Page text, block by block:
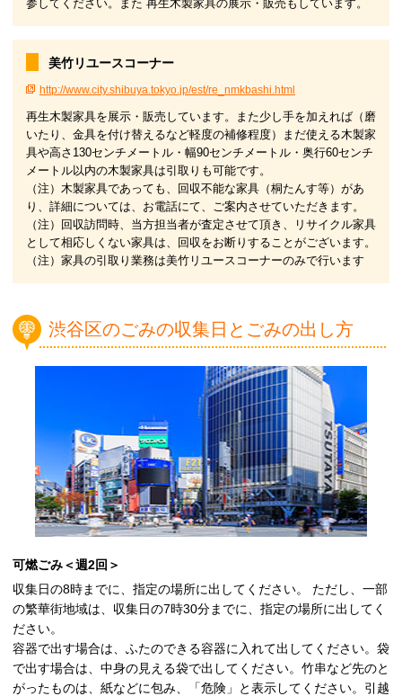
参してください。また 再生木製家具の展示・販売もしています。
美竹リユースコーナー
http://www.city.shibuya.tokyo.jp/est/re_nmkbashi.html
再生木製家具を展示・販売しています。また少し手を加えれば（磨
いたり、金具を付け替えるなど軽度の補修程度）まだ使える木製家
具や高さ130センチメートル・幅90センチメートル・奥行60センチ
メートル以内の木製家具は引取りも可能です。
（注）木製家具であっても、回収不能な家具（桐たんす等）があ
り、詳細については、お電話にて、ご案内させていただきます。
（注）回収訪問時、当方担当者が査定させて頂き、リサイクル家具
として相応しくない家具は、回収をお断りすることがございます。
（注）家具の引取り業務は美竹リユースコーナーのみで行います
渋谷区のごみの収集日とごみの出し方
可燃ごみ＜週2回＞
収集日の8時までに、指定の場所に出してください。 ただし、一部
の繁華街地域は、収集日の7時30分までに、指定の場所に出してく
ださい。
容器で出す場合は、ふたのできる容器に入れて出してください。袋
で出す場合は、中身の見える袋で出してください。竹串など先のと
がったものは、紙などに包み、「危険」と表示してください。引越